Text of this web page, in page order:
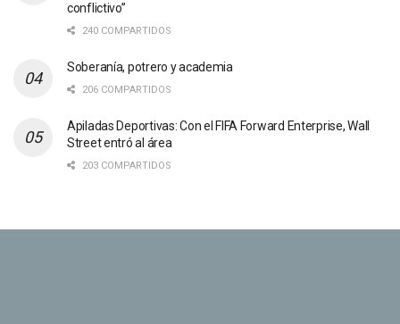
conflictivo”
240 COMPARTIDOS
Soberanía, potrero y academia
206 COMPARTIDOS
Apiladas Deportivas: Con el FIFA Forward Enterprise, Wall
Street entró al área
203 COMPARTIDOS